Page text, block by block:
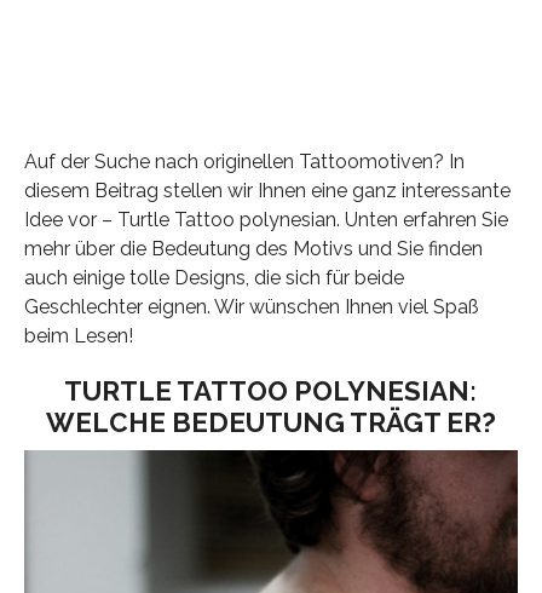
Auf der Suche nach originellen Tattoomotiven? In
diesem Beitrag stellen wir Ihnen eine ganz interessante
Idee vor – Turtle Tattoo polynesian. Unten erfahren Sie
mehr über die Bedeutung des Motivs und Sie finden
auch einige tolle Designs, die sich für beide
Geschlechter eignen. Wir wünschen Ihnen viel Spaß
beim Lesen!
TURTLE TATTOO POLYNESIAN:
WELCHE BEDEUTUNG TRÄGT ER?